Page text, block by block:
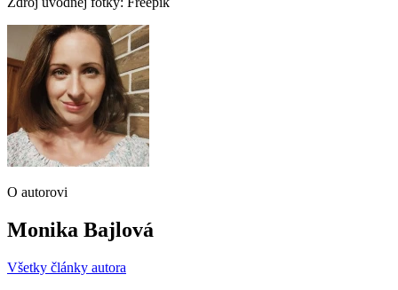
O autorovi
Monika Bajlová
Všetky články autora